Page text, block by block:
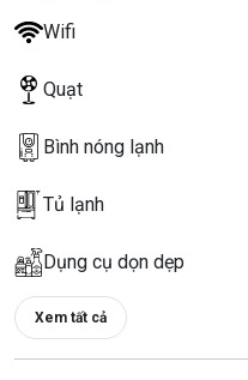
Wifi
Quạt
Bình nóng lạnh
Tủ lạnh
Dụng cụ dọn dẹp
Xem tất cả